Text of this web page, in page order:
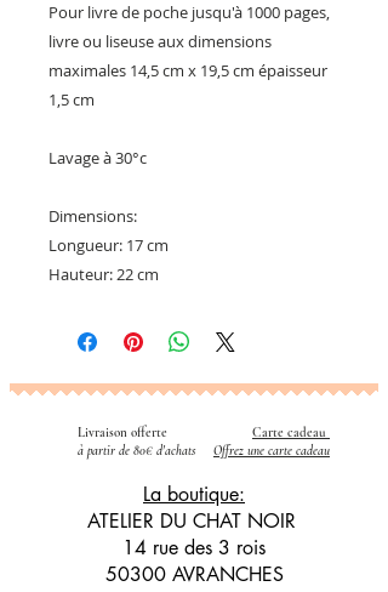
Pour livre de poche jusqu'à 1000 pages,
livre ou liseuse aux dimensions
maximales 14,5 cm x 19,5 cm épaisseur
1,5 cm
Lavage à 30°c
Dimensions:
Longueur: 17 cm
Hauteur: 22 cm
Livraison offerte
à partir de 80€ d'achats
Carte cadeau
Offrez une carte cadeau
La boutique:
ATELIER DU CHAT NOIR
14 rue des 3 rois
50300 AVRANCHES